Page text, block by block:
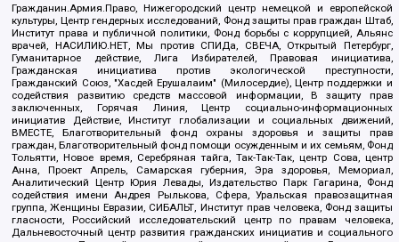
Гражданин.Армия.Право, Нижегородский центр немецкой и европейской
культуры, Центр гендерных исследований, Фонд защиты прав граждан Штаб,
Институт права и публичной политики, Фонд борьбы с коррупцией, Альянс
врачей, НАСИЛИЮ.НЕТ, Мы против СПИДа, СВЕЧА, Открытый Петербург,
Гуманитарное действие, Лига Избирателей, Правовая инициатива,
Гражданская инициатива против экологической преступности,
Гражданский Союз, "Хасдей Ерушалаим" (Милосердие), Центр поддержки и
содействия развитию средств массовой информации, В защиту прав
заключенных, Горячая Линия, Центр социально-информационных
инициатив Действие, Институт глобализации и социальных движений,
ВМЕСТЕ, Благотворительный фонд охраны здоровья и защиты прав
граждан, Благотворительный фонд помощи осужденным и их семьям, Фонд
Тольятти, Новое время, Серебряная тайга, Так-Так-Так, центр Сова, центр
Анна, Проект Апрель, Самарская губерния, Эра здоровья, Мемориал,
Аналитический Центр Юрия Левады, Издательство Парк Гагарина, Фонд
содействия имени Андрея Рылькова, Сфера, Уральская правозащитная
группа, Женщины Евразии, СИБАЛЬТ, Институт прав человека, Фонд защиты
гласности, Российский исследовательский центр по правам человека,
Дальневосточный центр развития гражданских инициатив и социального